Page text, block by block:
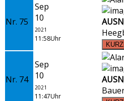
Nr. 75
Sep
10
2021
11:58Uhr
Nr. 74
Sep
10
2021
11:47Uhr